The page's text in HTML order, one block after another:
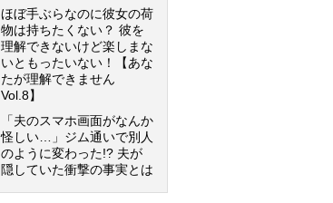
ほぼ手ぶらなのに彼女の荷
物は持ちたくない？ 彼を
理解できないけど楽しまな
いともったいない！【あな
たが理解できません
Vol.8】
「夫のスマホ画面がなんか
怪しい…」ジム通いで別人
のように変わった!? 夫が
隠していた衝撃の事実とは